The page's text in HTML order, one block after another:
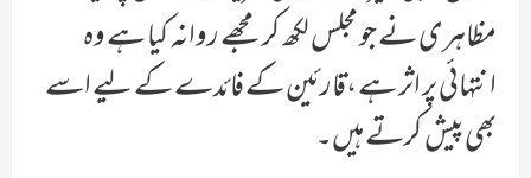
مظاہری نے جو مجلس لکھ کر مجھے روانہ کیا ہے وہ
انتہائی پر اثر ہے ،قارئین کے فائدے کے لیے اسے
بھی پیش کرتے ہیں۔